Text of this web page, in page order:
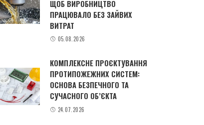
ЩОБ ВИРОБНИЦТВО
ПРАЦЮВАЛО БЕЗ ЗАЙВИХ
ВИТРАТ
05.08.2026
КОМПЛЕКСНЕ ПРОЄКТУВАННЯ
ПРОТИПОЖЕЖНИХ СИСТЕМ:
ОСНОВА БЕЗПЕЧНОГО ТА
СУЧАСНОГО ОБ’ЄКТА
24.07.2026